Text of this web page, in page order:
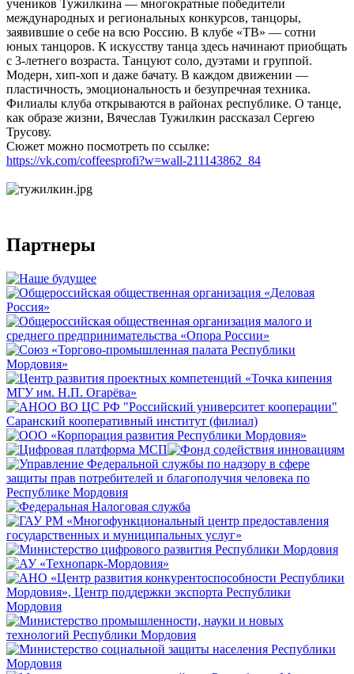
учеников Тужилкина — многократные победители
международных и региональных конкурсов, танцоры,
заявившие о себе на всю Россию. В клубе «ТВ» — сотни
юных танцоров. К искусству танца здесь начинают приобщать
с 3-летнего возраста. Танцуют соло, дуэтами и группой.
Модерн, хип-хоп и даже бачату. В каждом движении —
пластичность, эмоциональность и безупречная техника.
Филиалы клуба открываются в районах республике. О танце,
как образе жизни, Вячеслав Тужилкин рассказал Сергею
Трусову.
Сюжет можно посмотреть по ссылке:
https://vk.com/coffeesprofi?w=wall-211143862_84
Партнеры